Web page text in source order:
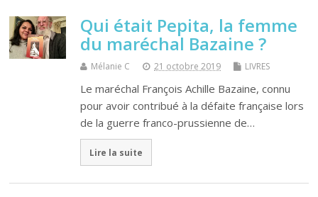
Qui était Pepita, la femme
du maréchal Bazaine ?
Mélanie C 21 octobre 2019 LIVRES
Le maréchal François Achille Bazaine, connu
pour avoir contribué à la défaite française lors
de la guerre franco-prussienne de…
Lire la suite